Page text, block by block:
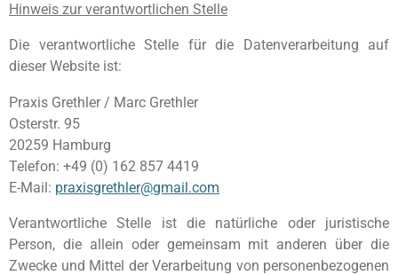
Hinweis zur verantwortlichen Stelle
Die verantwortliche Stelle für die Datenverarbeitung auf
dieser Website ist:
Praxis Grethler / Marc Grethler
Osterstr. 95
20259 Hamburg
Telefon: +49 (0) 162 857 4419
E-Mail: praxisgrethler@gmail.com
Verantwortliche Stelle ist die natürliche oder juristische
Person, die allein oder gemeinsam mit anderen über die
Zwecke und Mittel der Verarbeitung von personenbezogenen